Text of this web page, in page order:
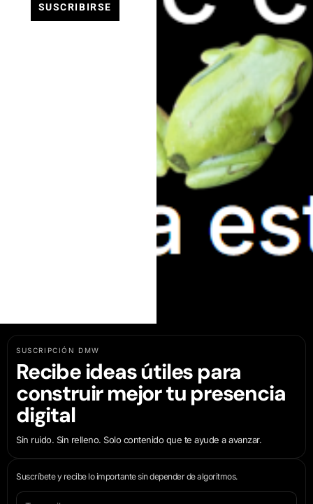
SUSCRIBIRSE
SUSCRIPCIÓN DMW
Recibe ideas útiles para
construir mejor tu presencia
digital
Sin ruido. Sin relleno. Solo contenido que te ayude a avanzar.
Suscríbete y recibe lo importante sin depender de algoritmos.